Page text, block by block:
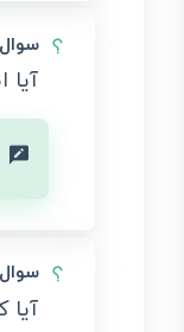
آیا